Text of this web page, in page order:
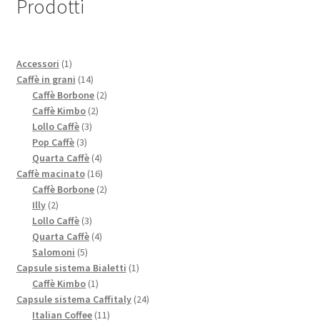
Prodotti
Accessori 11
prodotto
Caffè in grani 1414
prodotti
Caffè Borbone 22
Caffè Kimbo 22
Lollo Caffè 33
Pop Caffè 33
prodotti
Quarta Caffè 44
prodotti
Caffè macinato 1616
prodotti
Caffè Borbone 22
Illy 22
prodotti
Lollo Caffè 33
prodotti
Quarta Caffè 44
Salomoni 55
prodotti
Capsule sistema Bialetti 11
Caffè Kimbo 11
prodotto
Capsule sistema Caffitaly 2424
Italian Coffee 1111